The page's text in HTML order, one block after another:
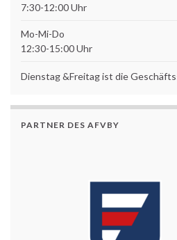
7:30-12:00 Uhr
Mo-Mi-Do
12:30-15:00 Uhr
Dienstag &Freitag ist die
PARTNER DES AFVBY